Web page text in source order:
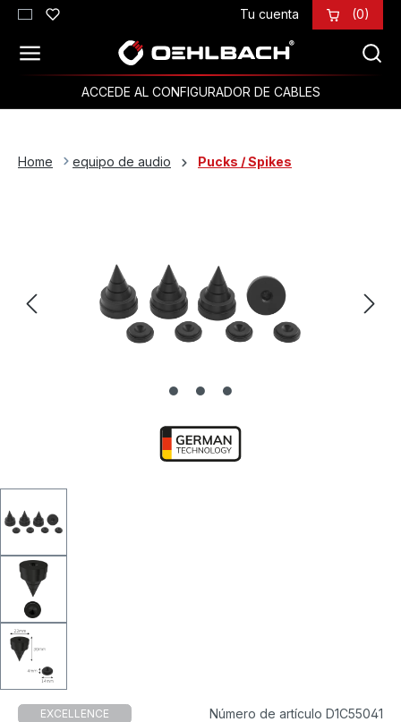
Saltar al contenido principal Tu cuenta (0)
ACCEDE AL CONFIGURADOR DE CABLES
Home equipo de audio Pucks / Spikes
EXCELLENCE Número de artículo D1C55041